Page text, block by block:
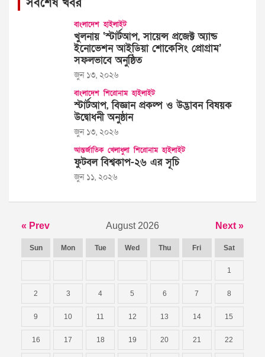
বাংলাদেশ হাইলাইট
খুলনায় ‘স্টার্টআপ, সায়েন্স প্রজেক্ট অ্যান্ড
ইনোভেশন আইডিয়া শোকেসিং প্রোগ্রাম’
সফলভাবে অনুষ্ঠিত
জুন ১৩, ২০২৬
বাংলাদেশ শিরোনাম হাইলাইট
স্টার্টআপ, বিজ্ঞান প্রকল্প ও উদ্ভাবন বিষয়ক
উদ্বোধনী অনুষ্ঠান
জুন ১৩, ২০২৬
আন্তর্জাতিক খেলাধুলা শিরোনাম হাইলাইট
ফুটবল বিশ্বকাপ-২৬ এর সূচি
জুন ১১, ২০২৬
« Prev August 2026 Next »
Sun Mon Tue Wed Thu Fri Sat
1
2 3 4 5 6 7 8
9 10 11 12 13 14 15
16 17 18 19 20 21 22